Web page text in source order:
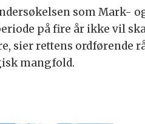
som Mark-
på fire år ikke vil
rettens ordførende
mangfold.